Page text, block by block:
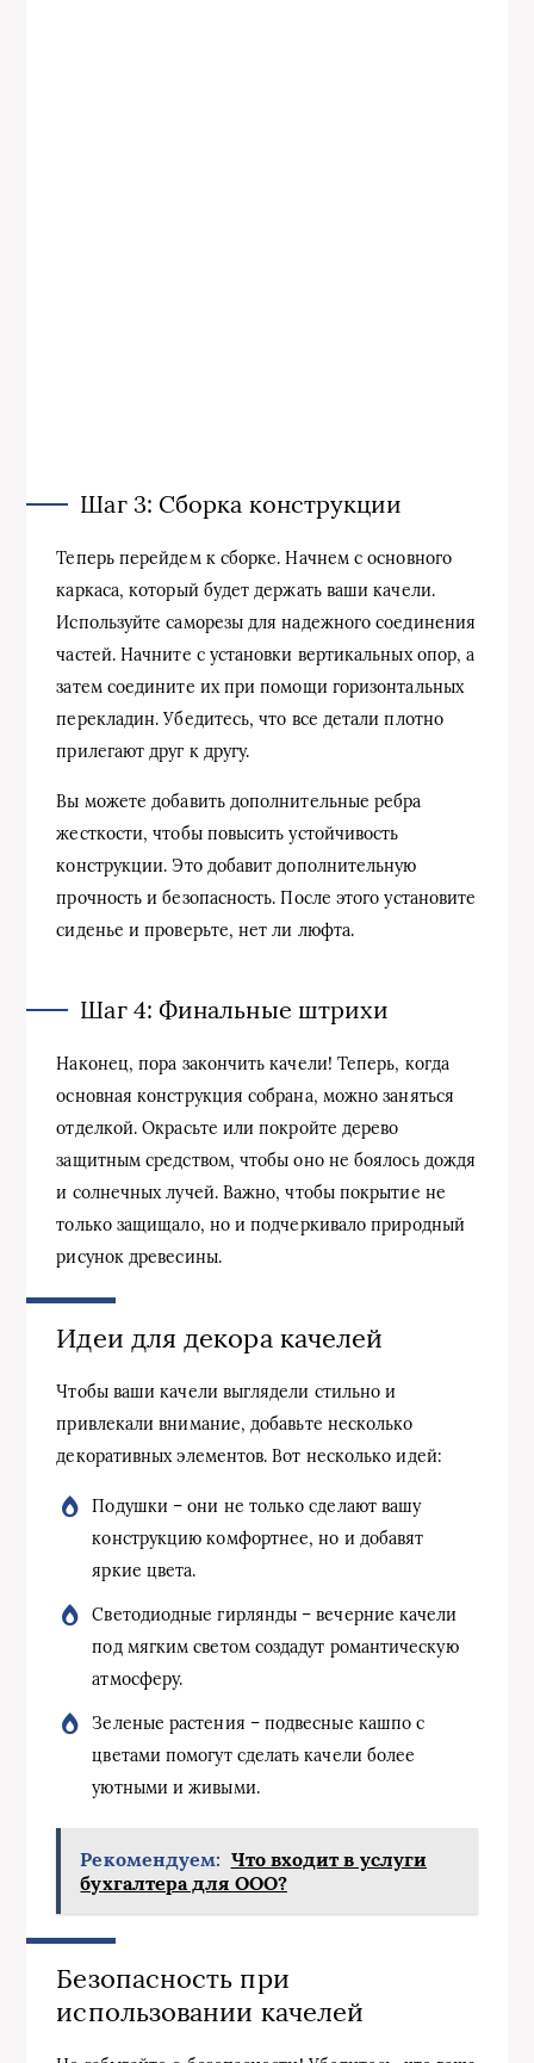
Шаг 3: Сборка конструкции
Теперь перейдем к сборке. Начнем с основного
каркаса, который будет держать ваши качели.
Используйте саморезы для надежного соединения
частей. Начните с установки вертикальных опор, а
затем соедините их при помощи горизонтальных
перекладин. Убедитесь, что все детали плотно
прилегают друг к другу.
Вы можете добавить дополнительные ребра
жесткости, чтобы повысить устойчивость
конструкции. Это добавит дополнительную
прочность и безопасность. После этого установите
сиденье и проверьте, нет ли люфта.
Шаг 4: Финальные штрихи
Наконец, пора закончить качели! Теперь, когда
основная конструкция собрана, можно заняться
отделкой. Окрасьте или покройте дерево
защитным средством, чтобы оно не боялось дождя
и солнечных лучей. Важно, чтобы покрытие не
только защищало, но и подчеркивало природный
рисунок древесины.
Идеи для декора качелей
Чтобы ваши качели выглядели стильно и
привлекали внимание, добавьте несколько
декоративных элементов. Вот несколько идей:
Подушки – они не только сделают вашу
конструкцию комфортнее, но и добавят
яркие цвета.
Светодиодные гирлянды – вечерние качели
под мягким светом создадут романтическую
атмосферу.
Зеленые растения – подвесные кашпо с
цветами помогут сделать качели более
уютными и живыми.
Рекомендуем: Что входит в услуги
бухгалтера для ООО?
Безопасность при
использовании качелей